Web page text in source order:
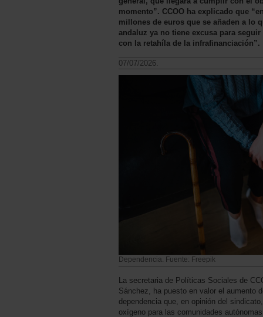
momento”. CCOO ha explicado que
millones de euros que se añaden a lo
andaluz ya no tiene excusa para
con la retahíla de la infrafinanciación”.
07/07/2026.
Dependencia. Fuente: Freepik
La secretaria de Políticas Sociales de
Sánchez, ha puesto en valor el aumento
dependencia que, en opinión del
oxígeno para las comunidades